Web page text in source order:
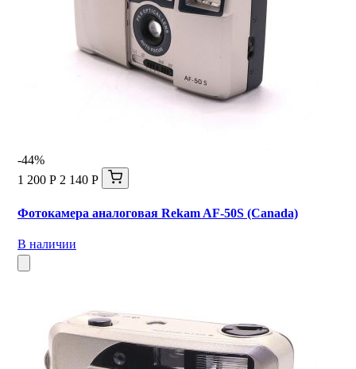
-44%
1 200 Р 2 140 Р
Фотокамера аналоговая Rekam AF-50S (Canada)
В наличии